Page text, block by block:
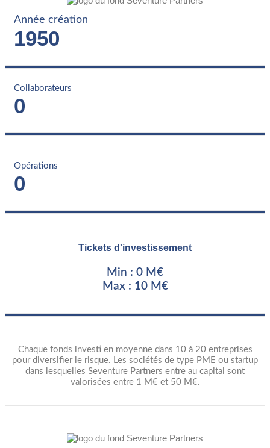
Année création
1950
Collaborateurs
0
Opérations
0
Tickets d'investissement
Min : 0 M€
Max : 10 M€
Chaque fonds investi en moyenne dans 10 à 20 entreprises
pour diversifier le risque. Les sociétés de type PME ou startup
dans lesquelles Seventure Partners entre au capital sont
valorisées entre 1 M€ et 50 M€.